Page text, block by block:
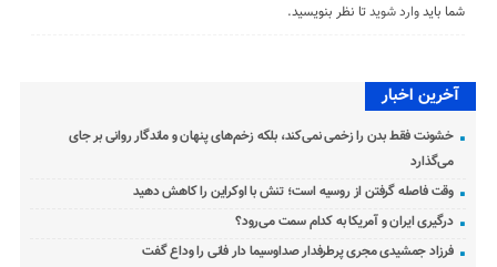
شما بایدوارد شویدتا نظر بنویسید.
آخرین اخبار
خشونت فقط بدن را زخمی نمی‌کند، بلکه زخم‌های پنهان و ماندگار روانی بر جای
می‌گذارد
وقت فاصله گرفتن از روسیه است؛ تنش با اوکراین را کاهش دهید
درگیری ایران و آمریکا به کدام سمت می‌رود؟
فرزاد جمشیدی مجری پرطرفدار صداوسیما دار فانی را وداع گفت